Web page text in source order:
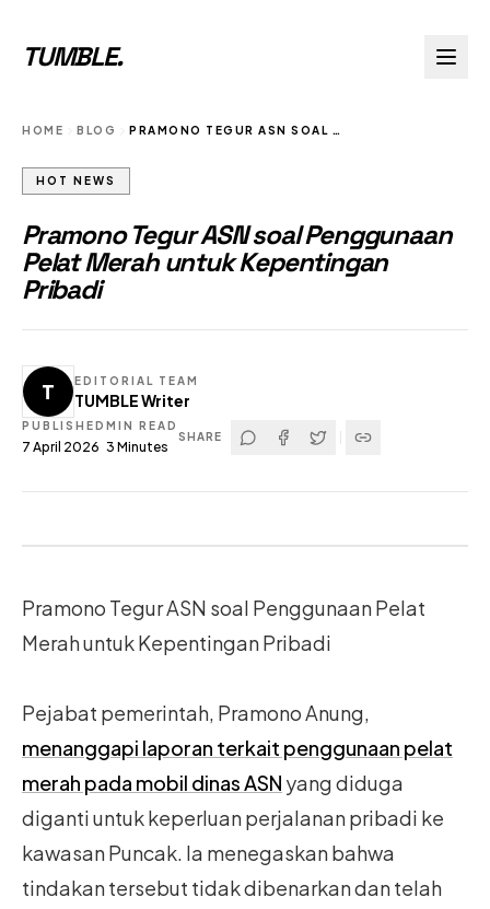
TUMBLE.
HOME BLOG PRAMONO TEGUR ASN SOAL PENGGUNAAN PELAT MERAH UNTUK KEPENTINGAN PRIBADI
HOT NEWS
Pramono Tegur ASN soal Penggunaan
Pelat Merah untuk Kepentingan
Pribadi
T EDITORIAL TEAM
TUMBLE Writer
PUBLISHED
7 April 2026
MIN READ
3 Minutes
SHARE
Pramono Tegur ASN soal Penggunaan Pelat
Merah untuk Kepentingan Pribadi
Pejabat pemerintah, Pramono Anung,
menanggapi laporan terkait penggunaan pelat
merah pada mobil dinas ASN yang diduga
diganti untuk keperluan perjalanan pribadi ke
kawasan Puncak. Ia menegaskan bahwa
tindakan tersebut tidak dibenarkan dan telah